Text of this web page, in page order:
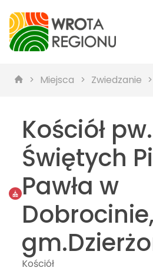
Miejsca Zwiedzanie
Kościół pw.
Świętych
Pawła w
Dobrocinie,
Kościół